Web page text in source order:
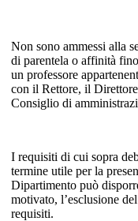
Non sono ammessi alla
di parentela o affinità
un professore
con il Rettore, il
Consiglio di
I requisiti di cui sopra
termine utile per la
Dipartimento può
motivato, l’esclusione
requisiti.